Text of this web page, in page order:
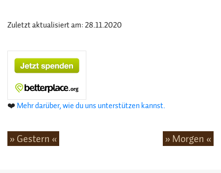
Zuletzt aktualisiert am: 28.11.2020
❤️ Mehr darüber, wie du uns unterstützen kannst.
» Gestern « » Morgen «